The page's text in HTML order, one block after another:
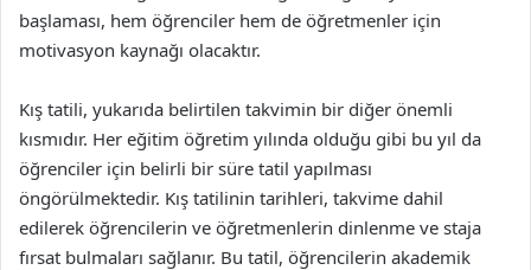
başlaması, hem öğrenciler hem de öğretmenler için
motivasyon kaynağı olacaktır.
Kış tatili, yukarıda belirtilen takvimin bir diğer önemli
kısmıdır. Her eğitim öğretim yılında olduğu gibi bu yıl da
öğrenciler için belirli bir süre tatil yapılması
öngörülmektedir. Kış tatilinin tarihleri, takvime dahil
edilerek öğrencilerin ve öğretmenlerin dinlenme ve staja
fırsat bulmaları sağlanır. Bu tatil, öğrencilerin akademik